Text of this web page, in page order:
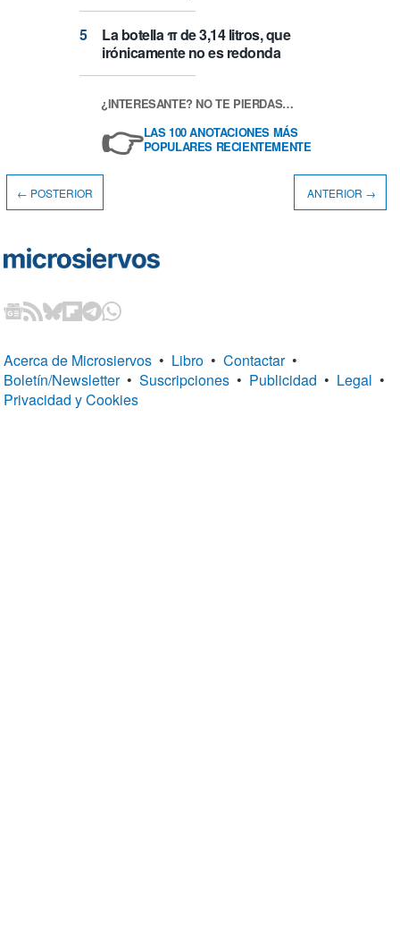
La botella π de 3,14 litros, que
irónicamente no es redonda
¿INTERESANTE? NO TE PIERDAS…
👉LAS 100 ANOTACIONES MÁS
POPULARES RECIENTEMENTE
← POSTERIOR ANTERIOR →
Acerca de Microsiervos • Libro • Contactar •
Boletín/Newsletter • Suscripciones • Publicidad • Legal •
Privacidad y Cookies